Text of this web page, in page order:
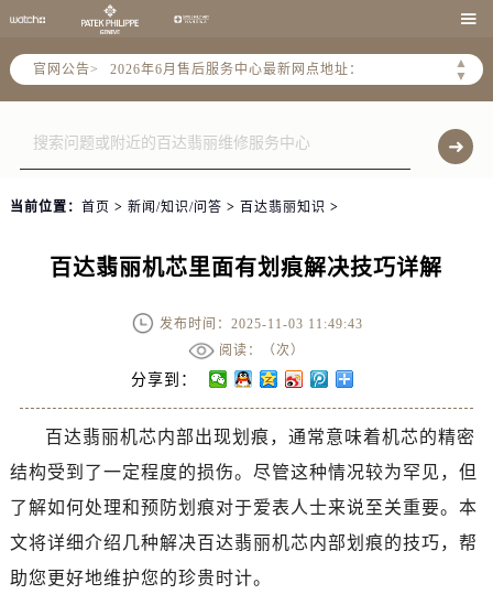

官网公告>
▲
▼
2026年6月北京市售后服务网络优化升级公告
2026年6月北京市官方售后客户服务热线：
2026年6月售后服务中心最新网点地址：
北京市东城区东长安街1号东方广场写字楼W3座6层602室（需提前预约）
北京市朝阳区建国门外大街甲6号华熙国际中心写字楼D座11层1102室（需提前预约）
北京市朝阳区建国门外大街甲6号华熙国际中心D座11层1102室售后服务中心（需提前预约）
当前位置： 首页 > 新闻/知识/问答 > 百达翡丽知识 >
百达翡丽机芯里面有划痕解决技巧详解
发布时间：2025-11-03 11:49:43
阅读：（次）
分享到：
百达翡丽机芯内部出现划痕，通常意味着机芯的精密
结构受到了一定程度的损伤。尽管这种情况较为罕见，但
了解如何处理和预防划痕对于爱表人士来说至关重要。本
文将详细介绍几种解决百达翡丽机芯内部划痕的技巧，帮
助您更好地维护您的珍贵时计。